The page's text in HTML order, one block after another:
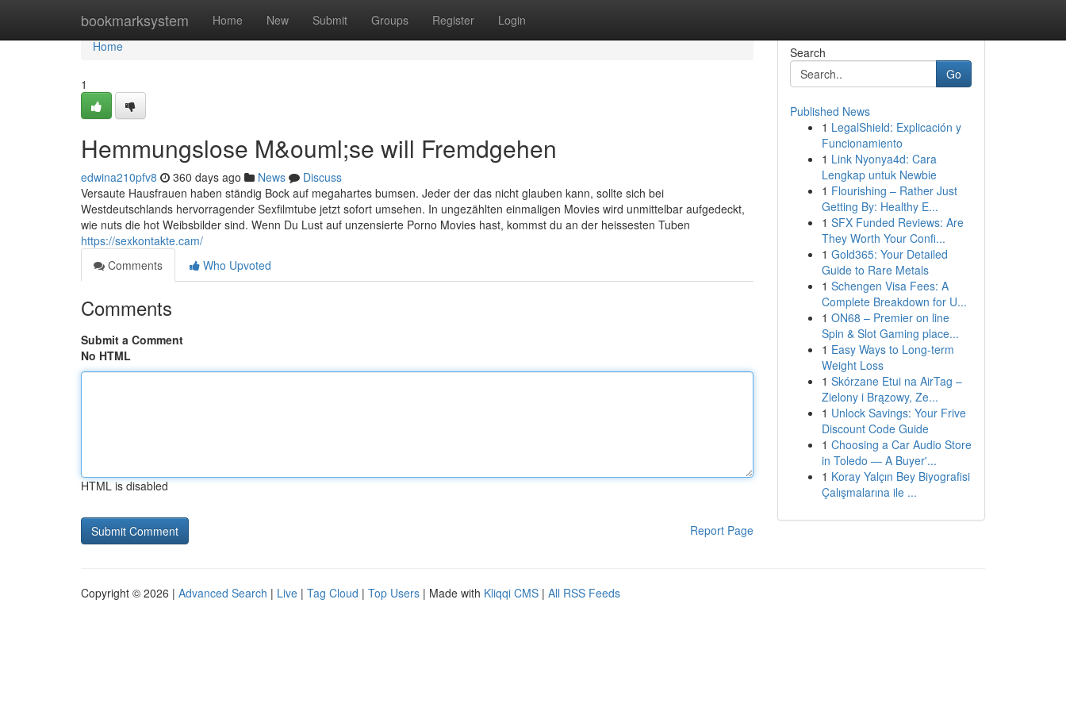
bookmarksystem Home New Submit Groups Register Login
Home
Home
1
Hemmungslose M&ouml;se will Fremdgehen
edwina210pfv8 360 days ago News
Discuss
Versaute Hausfrauen haben ständig Bock auf megahartes bumsen. Jeder der das nicht glauben kann, sollte sich bei
Westdeutschlands hervorragender Sexfilmtube jetzt sofort umsehen. In ungezählten einmaligen Movies wird unmittelbar aufgedeckt,
wie nuts die hot Weibsbilder sind. Wenn Du Lust auf unzensierte Porno Movies hast, kommst du an der heissesten Tuben
https://sexkontakte.cam/
Comments
Who Upvoted
Comments
Submit a Comment
No HTML
HTML is disabled
Report Page
Search
Go
Published News
1 LegalShield: Explicación y
Funcionamiento
1 Link Nyonya4d: Cara
Lengkap untuk Newbie
1 Flourishing – Rather Just
Getting By: Healthy E...
1 SFX Funded Reviews: Are
They Worth Your Confi...
1 Gold365: Your Detailed
Guide to Rare Metals
1 Schengen Visa Fees: A
Complete Breakdown for U...
1 ON68 – Premier on line
Spin & Slot Gaming place...
1 Easy Ways to Long-term
Weight Loss
1 Skórzane Etui na AirTag –
Zielony i Brązowy, Ze...
1 Unlock Savings: Your Frive
Discount Code Guide
1 Choosing a Car Audio Store
in Toledo — A Buyer'...
1 Koray Yalçın Bey Biyografisi
Çalışmalarına ile ...
Copyright © 2026 | Advanced Search | Live | Tag Cloud | Top Users | Made with Kliqqi CMS | All RSS Feeds